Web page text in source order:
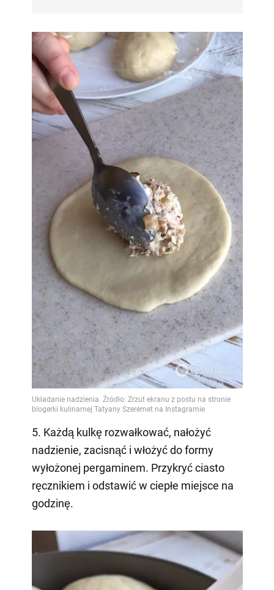
5. Każdą kulkę rozwałkować, nałożyć
nadzienie, zacisnąć i włożyć do formy
wyłożonej pergaminem. Przykryć ciasto
ręcznikiem i odstawić w ciepłe miejsce na
godzinę.